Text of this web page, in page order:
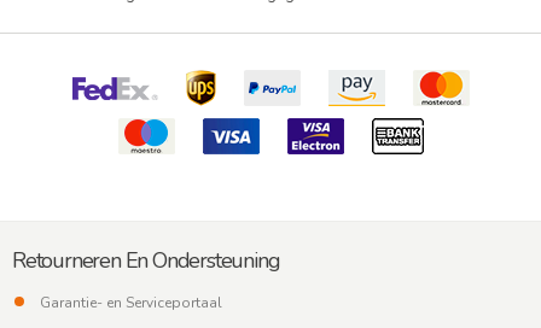
Retourneren En Ondersteuning
Garantie- en Serviceportaal